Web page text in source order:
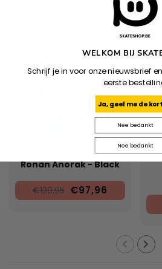
Ronan Anorak - Black
€139,95 €97,96
WELKOM BIJ
Schrijf je in voor onze nieuwsbrief
eerste
Ja, geef me de
Nee bedankt
Nee bedankt